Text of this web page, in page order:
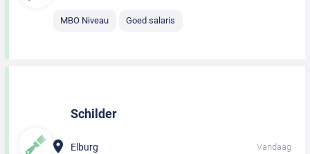
MBO Niveau Goed salaris
Schilder
Elburg Vandaag